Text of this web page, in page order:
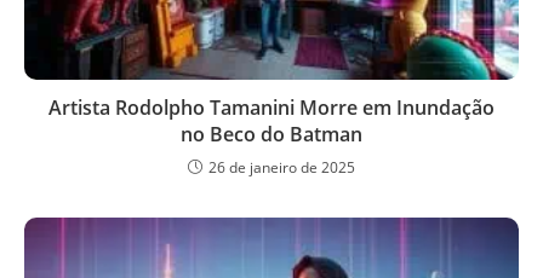
Artista Rodolpho Tamanini Morre em Inundação
no Beco do Batman
26 de janeiro de 2025